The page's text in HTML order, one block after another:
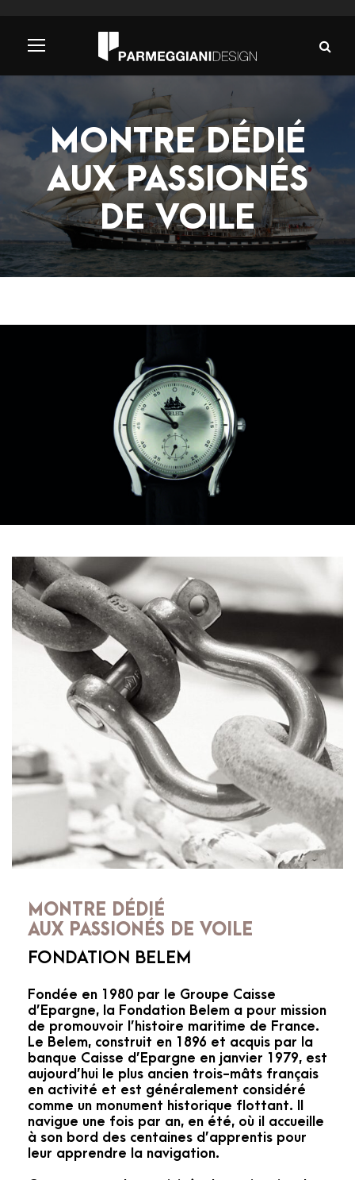
MONTRE DÉDIÉ
AUX PASSIONÉS
DE VOILE
MONTRE DÉDIÉ
AUX PASSIONÉS DE VOILE
FONDATION BELEM
Fondée en 1980 par le Groupe Caisse
d’Epargne, la Fondation Belem a pour mission
de promouvoir l’histoire maritime de France.
Le Belem, construit en 1896 et acquis par la
banque Caisse d’Epargne en janvier 1979, est
aujourd’hui le plus ancien trois-mâts français
en activité et est généralement considéré
comme un monument historique flottant. Il
navigue une fois par an, en été, où il accueille
à son bord des centaines d’apprentis pour
leur apprendre la navigation.